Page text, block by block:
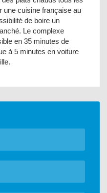
une cuisine française au
de boire un
Le complexe
en 35 minutes de
à 5 minutes en voiture